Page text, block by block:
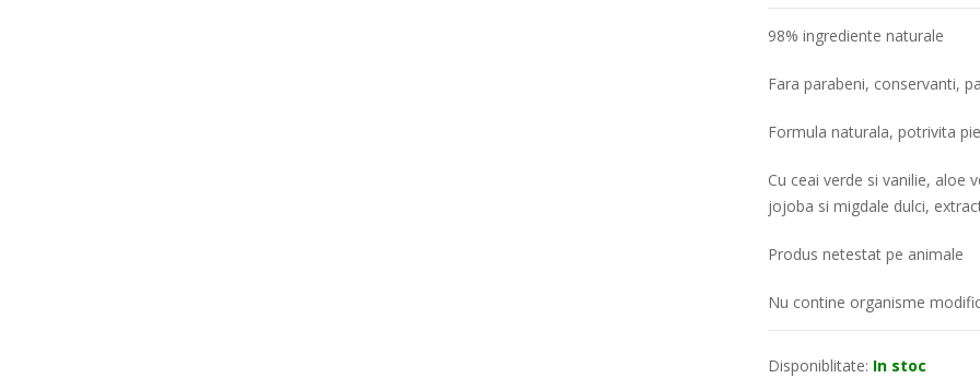
98% ingrediente naturale
Fara parabeni, conservanti,
Formula naturala, potrivita
Cu ceai verde si vanilie, aloe
jojoba si migdale dulci,
Produs netestat pe animale
Nu contine organisme
Disponiblitate: In stoc